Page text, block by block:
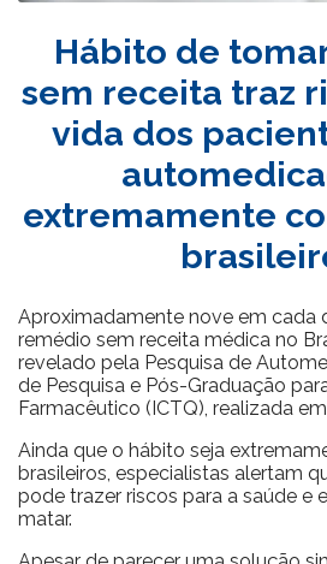
Hábito de
sem receita traz
vida dos
extremamente
Aproximadamente nove em cada
remédio sem receita médica no
revelado pela Pesquisa de
de Pesquisa e Pós-Graduação
Farmacêutico (ICTQ), realizada
Ainda que o hábito seja
brasileiros, especialistas alertam
pode trazer riscos para a saúde e
matar.